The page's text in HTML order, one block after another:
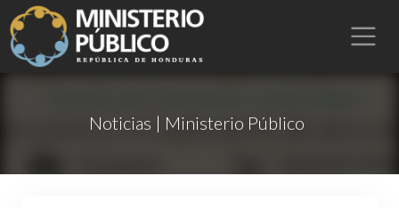
Noticias | Ministerio Público